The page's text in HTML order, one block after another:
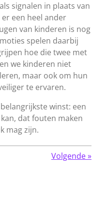
signalen in plaats van
een heel ander
van kinderen is nog
spelen daarbij
hoe die twee met
we kinderen niet
maar ook om hun
te ervaren.
winst: een
dat fouten maken
mag zijn.
Volgende»